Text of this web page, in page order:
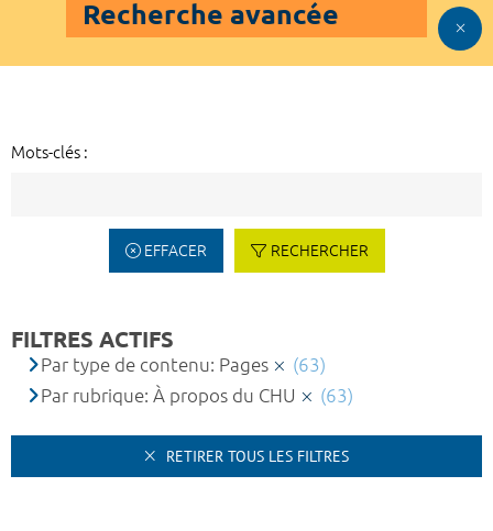
Recherche avancée
Mots-clés :
EFFACER RECHERCHER
FILTRES ACTIFS
Par type de contenu: Pages
(63)
Par rubrique: À propos du CHU
(63)
RETIRER TOUS LES FILTRES